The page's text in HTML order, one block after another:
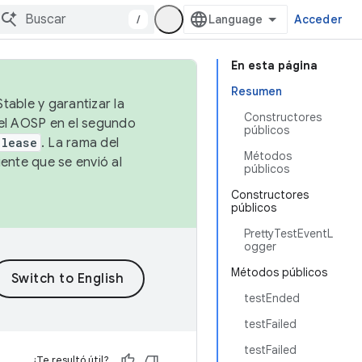
/ Acceder
En esta página
Resumen
Constructores
públicos
Métodos
públicos
Constructores
públicos
PrettyTestEventL
ogger
Métodos públicos
testEnded
testFailed
testFailed
y garantizar la
AOSP en el segundo
. La rama del
que se envió al